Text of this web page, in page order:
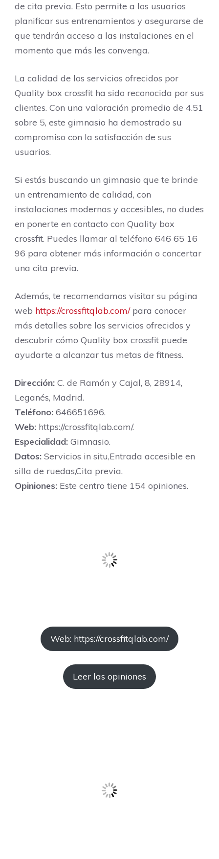
de cita previa. Esto permite a los usuarios
planificar sus entrenamientos y asegurarse de
que tendrán acceso a las instalaciones en el
momento que más les convenga.
La calidad de los servicios ofrecidos por
Quality box crossfit ha sido reconocida por sus
clientes. Con una valoración promedio de 4.51
sobre 5, este gimnasio ha demostrado su
compromiso con la satisfacción de sus
usuarios.
Si estás buscando un gimnasio que te brinde
un entrenamiento de calidad, con
instalaciones modernas y accesibles, no dudes
en ponerte en contacto con Quality box
crossfit. Puedes llamar al teléfono 646 65 16
96 para obtener más información o concertar
una cita previa.
Además, te recomendamos visitar su página
web https://crossfitqlab.com/para conocer
más detalles sobre los servicios ofrecidos y
descubrir cómo Quality box crossfit puede
ayudarte a alcanzar tus metas de fitness.
Dirección: C. de Ramón y Cajal, 8, 28914,
Leganés, Madrid.
Teléfono: 646651696.
Web: https://crossfitqlab.com/.
Especialidad: Gimnasio.
Datos: Servicios in situ,Entrada accesible en
silla de ruedas,Cita previa.
Opiniones: Este centro tiene 154 opiniones.
Web: https://crossfitqlab.com/
Leer las opiniones